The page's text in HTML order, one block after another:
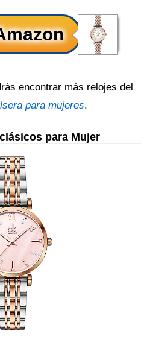
encontrar más relojes del
para mujeres.
para Mujer